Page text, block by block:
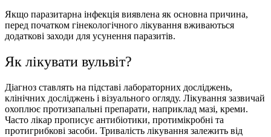
Якщо паразитарна інфекція виявлена як основна причина,
перед початком гінекологічного лікування вживаються
додаткові заходи для усунення паразитів.
Як лікувати вульвіт?
Діагноз ставлять на підставі лабораторних досліджень,
клінічних досліджень і візуального огляду. Лікування зазвичай
охоплює протизапальні препарати, наприклад мазі, креми.
Часто лікар прописує антибіотики, протимікробні та
протигрибкові засоби. Тривалість лікування залежить від